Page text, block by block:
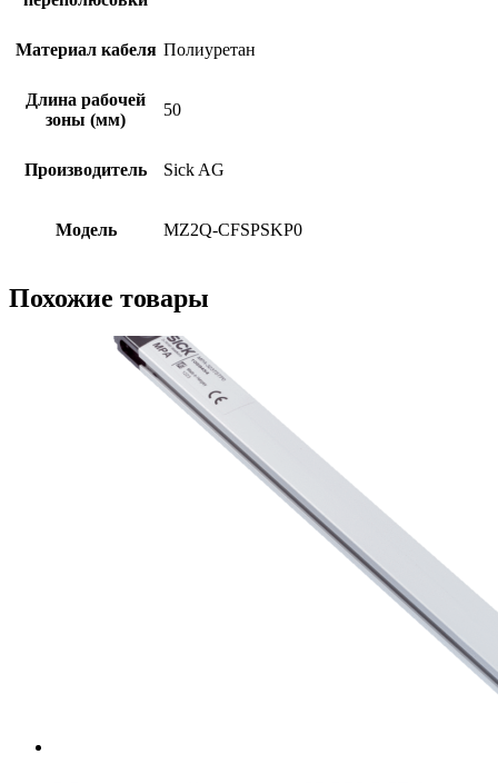
Материал кабеля Полиуретан
Длина рабочей
зоны (мм)
50
Производитель Sick AG
Модель MZ2Q-CFSPSKP0
Похожие товары